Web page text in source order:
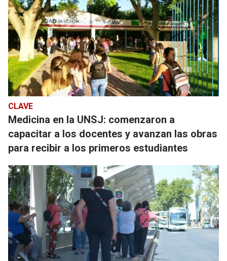
CLAVE
Medicina en la UNSJ: comenzaron a
capacitar a los docentes y avanzan las obras
para recibir a los primeros estudiantes